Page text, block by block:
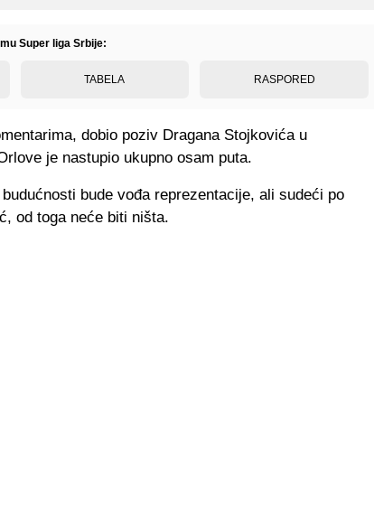
Super liga Srbije:
TABELA RASPORED
dobio poziv Dragana Stojkovića u
je nastupio ukupno osam puta.
bude vođa reprezentacije, ali sudeći po
od toga neće biti ništa.